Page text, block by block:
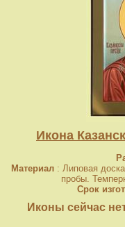
Икона
Материал : Липовая
пробы.
Срок
Иконы сейчас